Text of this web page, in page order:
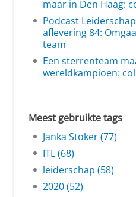
maar in Den Haag:
Podcast
aflevering 84:
team
Een sterrenteam
wereldkampioen:
Meest gebruikte tags
Janka Stoker (77)
ITL (68)
leiderschap (58)
2020 (52)